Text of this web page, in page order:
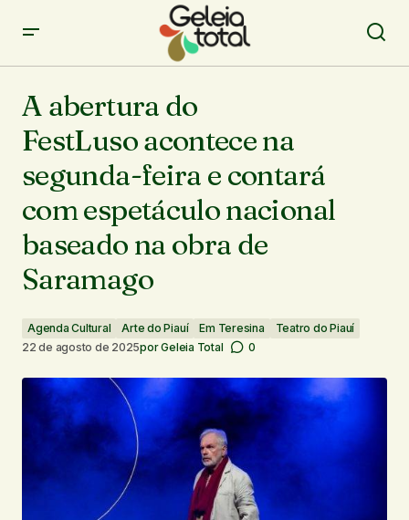
feira e contará com espetáculo nacional baseado na
obra de Saramago
A abertura do
FestLuso acontece na
segunda-feira e contará
com espetáculo nacional
baseado na obra de
Saramago
Agenda Cultural Arte do Piauí Em Teresina
Teatro do Piauí
22 de agosto de 2025porGeleia Total 0